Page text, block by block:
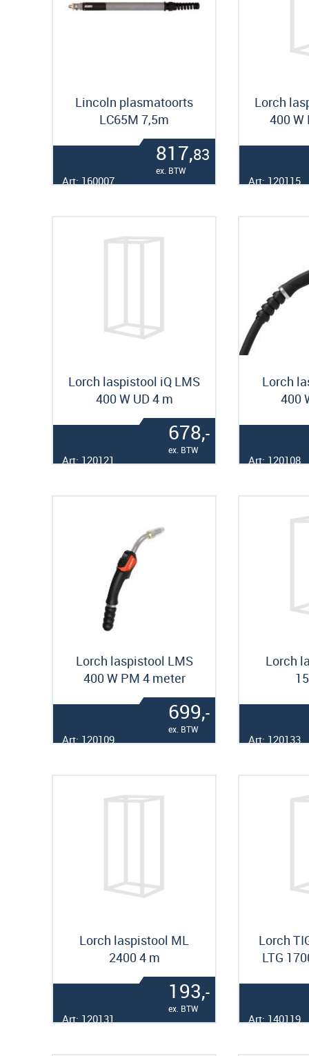
Lincoln plasmatoorts
LC65M 7,5m
817,83
ex. BTW
Art: 160007
Lorch
400 W
Art: 120115
Lorch laspistool iQ LMS
400 W UD 4 m
678,-
ex. BTW
Art: 120121
Lorch
400
Art: 120108
Lorch laspistool LMS
400 W PM 4 meter
699,-
ex. BTW
Art: 120109
Lorch
Art: 120133
Lorch laspistool ML
2400 4 m
193,-
ex. BTW
Art: 120131
Lorch
LTG
Art: 140119